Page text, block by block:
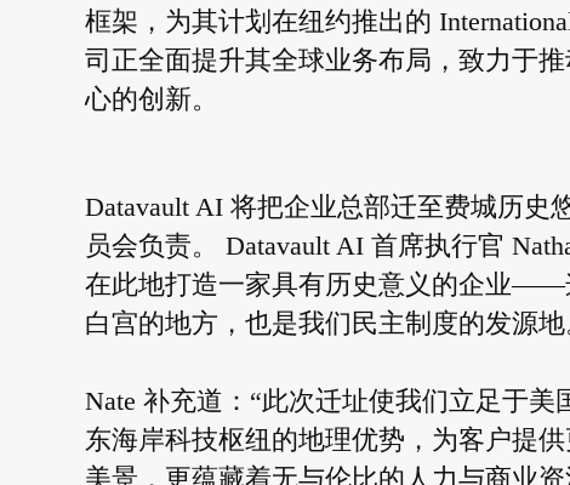
框架，为其计划在纽约推出的
司正全面提升其全球业务布局，致力于
心的创新。
Datavault AI 将把企业总部迁至费城历
员会负责。 Datavault AI 首席执行官
在此地打造一家具有历史意义的企业——
白宫的地方，也是我们民主制度的发源地
Nate 补充道：“此次迁址使我们立足于
东海岸科技枢纽的地理优势，为客户提
美景，更蕴藏着无与伦比的人力与商业